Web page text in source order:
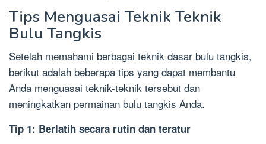
Tips Menguasai Teknik Teknik
Bulu Tangkis
Setelah memahami berbagai teknik dasar bulu tangkis,
berikut adalah beberapa tips yang dapat membantu
Anda menguasai teknik-teknik tersebut dan
meningkatkan permainan bulu tangkis Anda.
Tip 1: Berlatih secara rutin dan teratur